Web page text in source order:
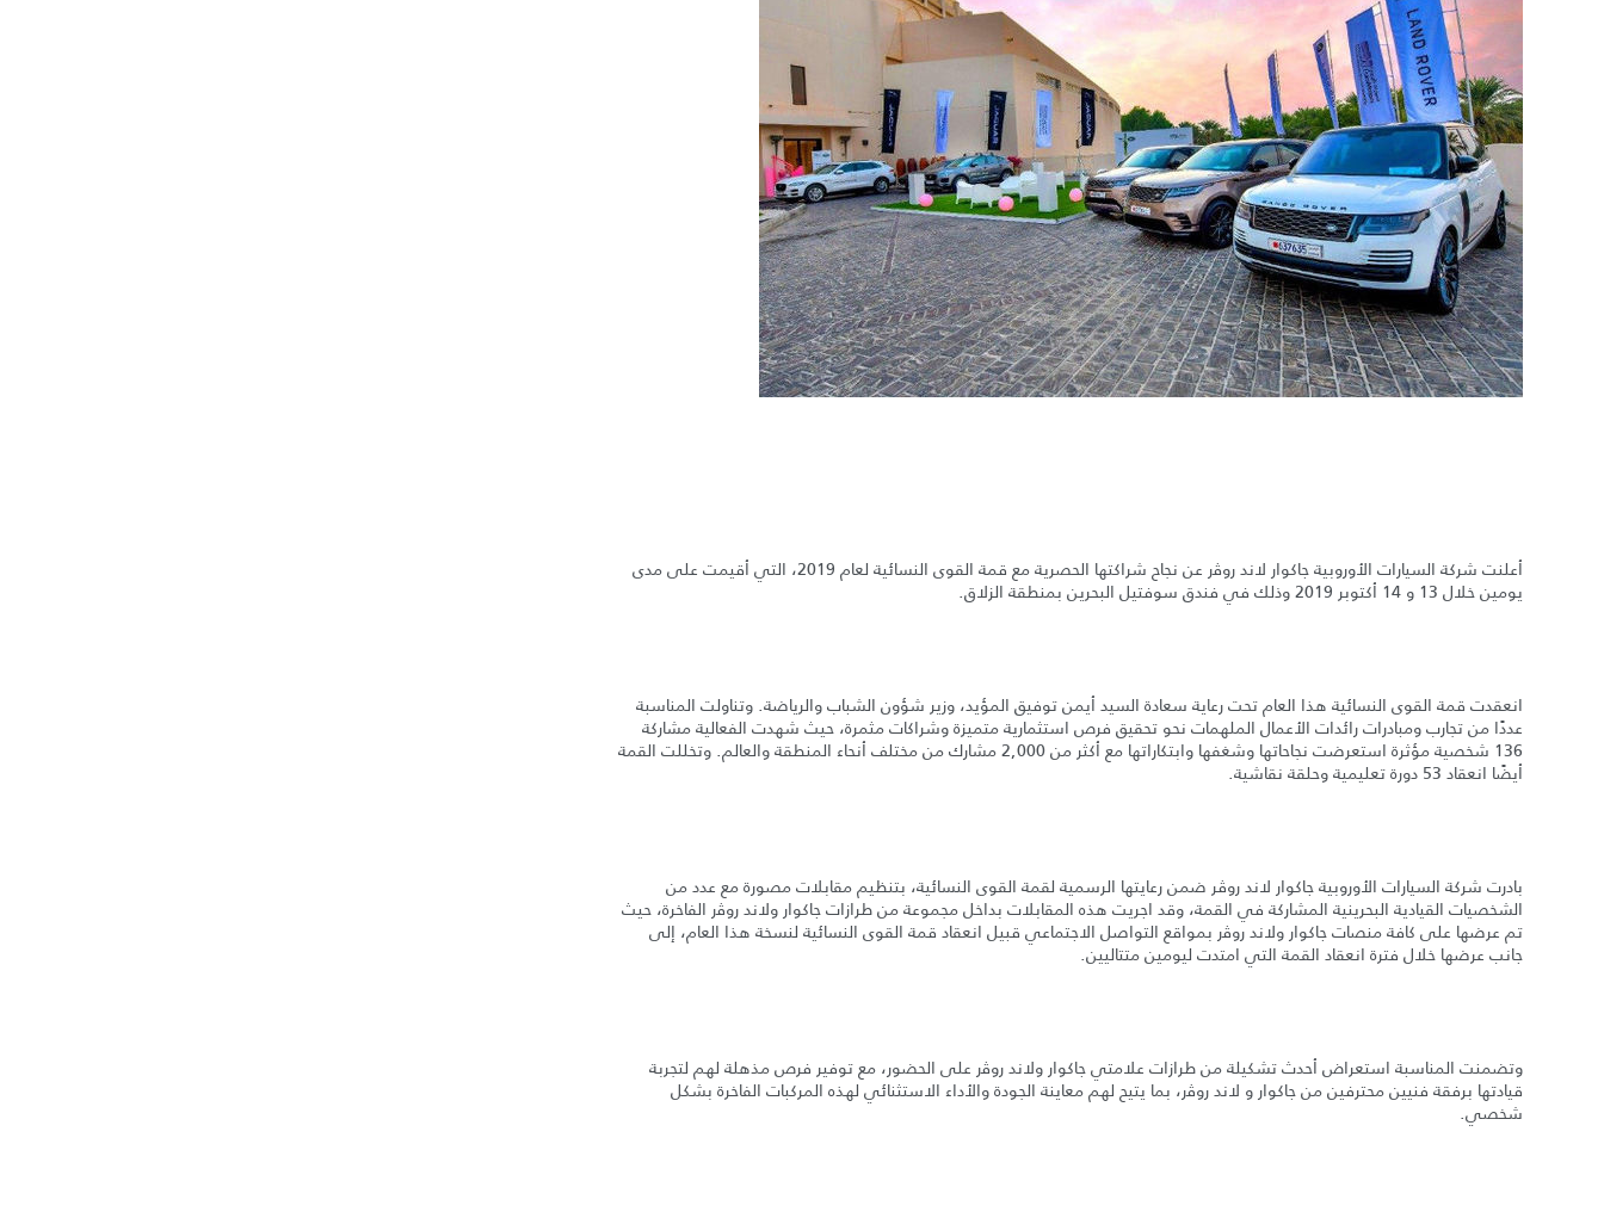
أعلنت شركة السيارات الأوروبية جاكوار لاند روﭬر عن نجاح شراكتها الحصرية مع قمة القوى النسائية لعام 2019، التي أقيمت على مدى
يومين خلال 13 و 14 أكتوبر 2019 وذلك في فندق سوفتيل البحرين بمنطقة الزلاق.
انعقدت قمة القوى النسائية هذا العام تحت رعاية سعادة السيد أيمن توفيق المؤيد، وزير شؤون الشباب والرياضة. وتناولت المناسبة
عددًا من تجارب ومبادرات رائدات الأعمال الملهمات نحو تحقيق فرص استثمارية متميزة وشراكات مثمرة، حيث شهدت الفعالية مشاركة
136 شخصية مؤثرة استعرضت نجاحاتها وشغفها وابتكاراتها مع أكثر من 2,000 مشارك من مختلف أنحاء المنطقة والعالم. وتخللت القمة
أيضًا انعقاد 53 دورة تعليمية وحلقة نقاشية.
بادرت شركة السيارات الأوروبية جاكوار لاند روڤر ضمن رعايتها الرسمية لقمة القوى النسائية، بتنظيم مقابلات مصورة مع عدد من
الشخصيات القيادية البحرينية المشاركة في القمة، وقد اجريت هذه المقابلات بداخل مجموعة من طرازات جاكوار ولاند روﭬر الفاخرة، حيث
تم عرضها على كافة منصات جاكوار ولاند روﭬر بمواقع التواصل الاجتماعي قبيل انعقاد قمة القوى النسائية لنسخة هذا العام، إلى
جانب عرضها خلال فترة انعقاد القمة التي امتدت ليومين متتاليين.
وتضمنت المناسبة استعراض أحدث تشكيلة من طرازات علامتي جاكوار ولاند روﭬر على الحضور، مع توفير فرص مذهلة لهم لتجربة
قيادتها برفقة فنيين محترفين من جاكوار و لاند روﭬر، بما يتيح لهم معاينة الجودة والأداء الاستثنائي لهذه المركبات الفاخرة بشكل
شخصي.